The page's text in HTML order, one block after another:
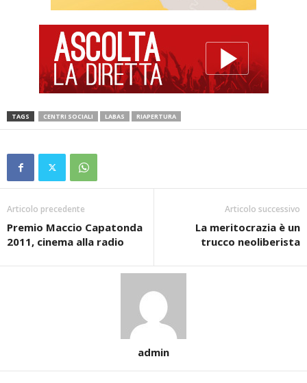
TAGS CENTRI SOCIALI LABAS RIAPERTURA
Articolo precedente
Premio Maccio Capatonda
2011, cinema alla radio
Articolo successivo
La meritocrazia è un
trucco neoliberista
admin